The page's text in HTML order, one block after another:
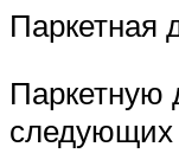
Паркетная
Паркетную
следующих